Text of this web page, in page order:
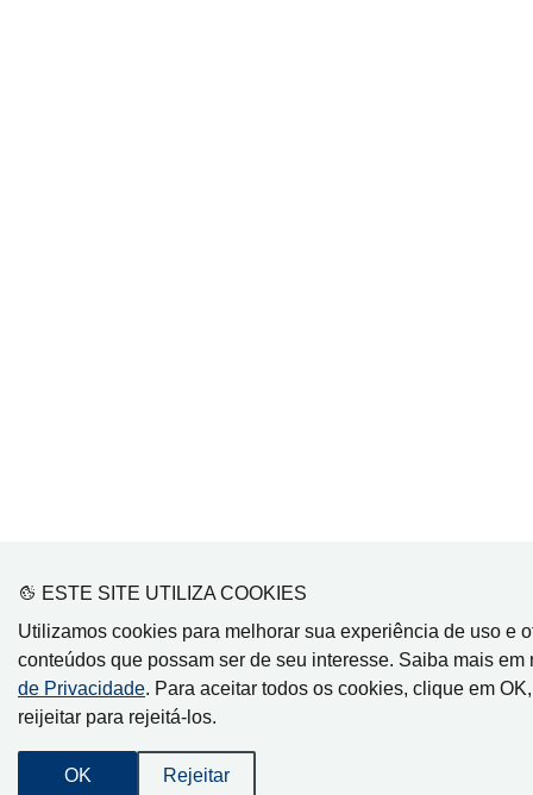
ESTE SITE UTILIZA COOKIES
Utilizamos cookies para melhorar sua experiência de uso e
conteúdos que possam ser de seu interesse. Saiba mais
de Privacidade. Para aceitar todos os cookies, clique em
reijeitar para rejeitá-los.
OK Rejeitar